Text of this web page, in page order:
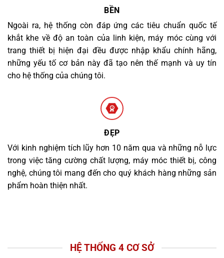
BỀN
Ngoài ra, hệ thống còn đáp ứng các tiêu chuẩn quốc tế
khắt khe về độ an toàn của linh kiện, máy móc cùng với
trang thiết bị hiện đại đều được nhập khẩu chính hãng,
những yếu tố cơ bản này đã tạo nên thế mạnh và uy tín
cho hệ thống của chúng tôi.
ĐẸP
Với kinh nghiệm tích lũy hơn 10 năm qua và những nỗ lực
trong việc tăng cường chất lượng, máy móc thiết bị, công
nghệ, chúng tôi mang đến cho quý khách hàng những sản
phẩm hoàn thiện nhất.
HỆ THỐNG 4 CƠ SỞ